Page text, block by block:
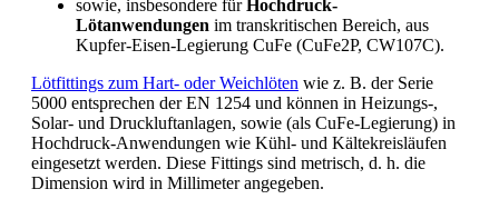
sowie, insbesondere fürHochdruck-
Lötanwendungen im transkritischen Bereich, aus
Kupfer-Eisen-Legierung CuFe (CuFe2P, CW107C).
Lötfittings zum Hart- oder Weichlöten wie z. B. der Serie
5000 entsprechen der EN 1254 und können in Heizungs-,
Solar- und Druckluftanlagen, sowie (als CuFe-Legierung) in
Hochdruck-Anwendungen wie Kühl- und Kältekreisläufen
eingesetzt werden. Diese Fittings sind metrisch, d. h. die
Dimension wird in Millimeter angegeben.